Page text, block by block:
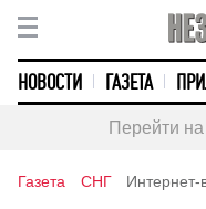
НОВОСТИ ГАЗЕТА
Перейти
Газета СНГ Интернет-